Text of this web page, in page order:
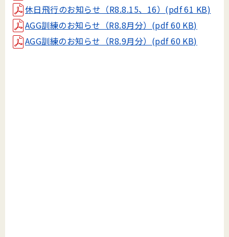
休日飛行のお知らせ（R8.8.15、16）(pdf 61 KB)
AGG訓練のお知らせ（R8.8月分）(pdf 60 KB)
AGG訓練のお知らせ（R8.9月分）(pdf 60 KB)